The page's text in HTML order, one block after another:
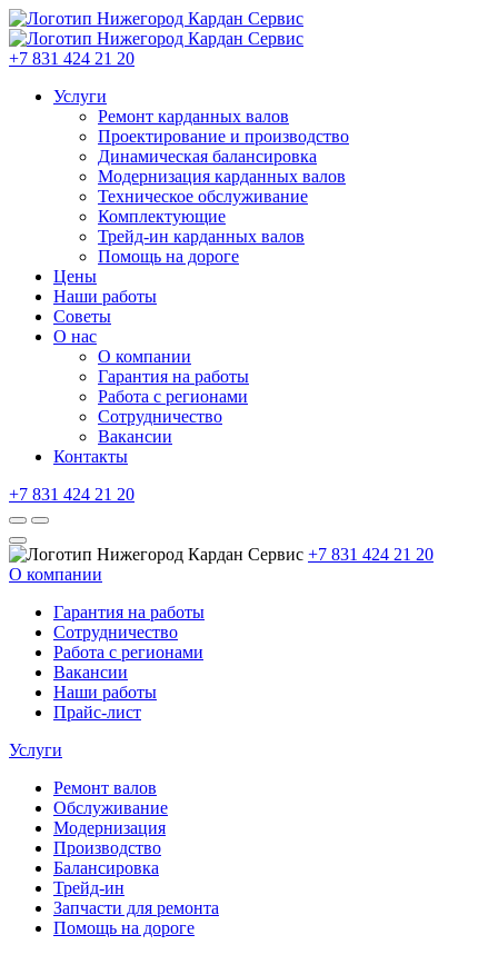
+7 831 424 21 20
Услуги
Ремонт карданных валов
Проектирование и производство
Динамическая балансировка
Модернизация карданных валов
Техническое обслуживание
Комплектующие
Трейд-ин карданных валов
Помощь на дороге
Цены
Наши работы
Советы
О нас
О компании
Гарантия на работы
Работа с регионами
Сотрудничество
Вакансии
Контакты
+7 831 424 21 20
+7 831 424 21 20
О компании
Гарантия на работы
Сотрудничество
Работа с регионами
Вакансии
Наши работы
Прайс-лист
Услуги
Ремонт валов
Обслуживание
Модернизация
Производство
Балансировка
Трейд-ин
Запчасти для ремонта
Помощь на дороге